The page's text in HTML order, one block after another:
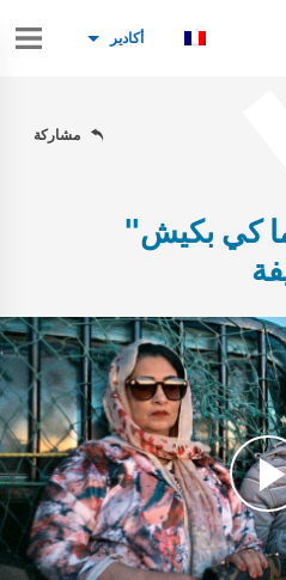
أكادير
مشاركة
كي بكيش"